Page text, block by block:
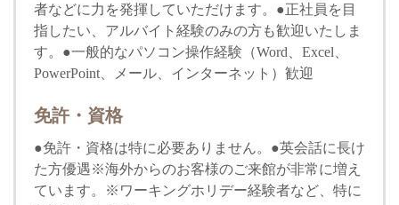
者などに力を発揮していただけます。●正社員を目
指したい、アルバイト経験のみの方も歓迎いたしま
す。●一般的なパソコン操作経験（Word、Excel、
PowerPoint、メール、インターネット）歓迎
免許・資格
●免許・資格は特に必要ありません。●英会話に長け
た方優遇※海外からのお客様のご来館が非常に増え
ています。※ワーキングホリデー経験者など、特に